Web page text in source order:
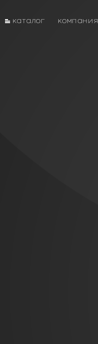
каталог компания